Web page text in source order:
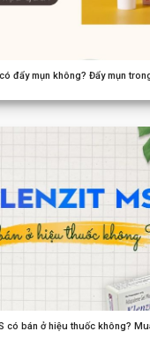
đẩy mụn không? Đẩy mụn
có bán ở hiệu thuốc không?